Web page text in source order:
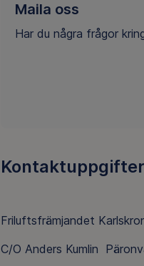
Maila oss
Har du några frågor
Kontaktuppgifter
Friluftsfrämjandet
C/O Anders Kumlin